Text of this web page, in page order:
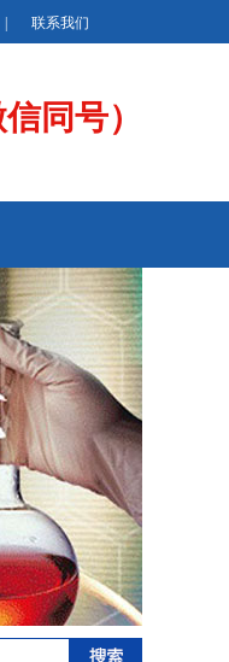
同号）
联系我们